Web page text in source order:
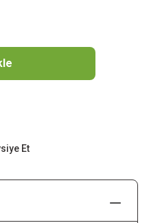
Et